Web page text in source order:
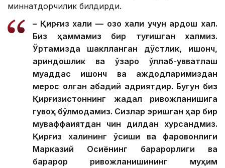
миннатдорчилик билдирди.
– Қирғиз халқи — қозоқ халқи учун қардош халқ.
Биз ҳаммамиз бир туғишган халқмиз.
Ўртамизда шаклланган дўстлик, ишонч,
қариндошлик ва ўзаро қўллаб-қувватлаш
муқаддас ишонч ва аждодларимиздан
мерос қолган абадий қадриятдир. Бугун биз
Қирғизистоннинг жадал ривожланишига
гувоҳ бўлмоқдамиз. Сизлар эришган ҳар бир
муваффақиятдан чин дилдан хурсандмиз.
Қирғиз халқининг ўсиши ва фаровонлиги
Марказий Осиёнинг барқарорлиги ва
барқарор ривожланишининг муҳим